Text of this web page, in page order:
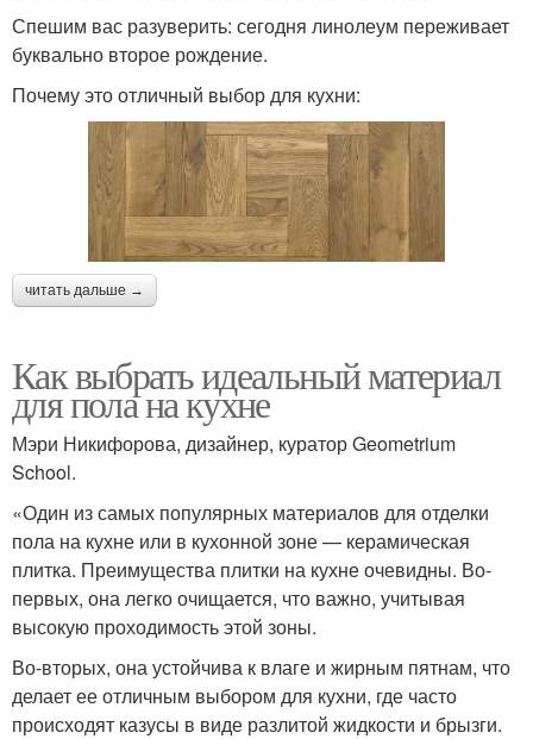
Спешим вас разуверить: сегодня линолеум переживает
буквально второе рождение.
Почему это отличный выбор для кухни:
читать дальше →
Как выбрать идеальный материал
для пола на кухне
Мэри Никифорова, дизайнер, куратор Geometrium
School.
«Один из самых популярных материалов для отделки
пола на кухне или в кухонной зоне — керамическая
плитка. Преимущества плитки на кухне очевидны. Во-
первых, она легко очищается, что важно, учитывая
высокую проходимость этой зоны.
Во-вторых, она устойчива к влаге и жирным пятнам, что
делает ее отличным выбором для кухни, где часто
происходят казусы в виде разлитой жидкости и брызги.